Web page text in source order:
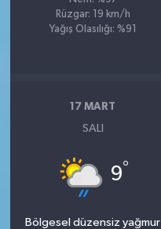
Rüzgar: 19 km/h
Yağış Olasılığı: %91
17 MART
SALI
9°
Bölgesel düzensiz yağmur